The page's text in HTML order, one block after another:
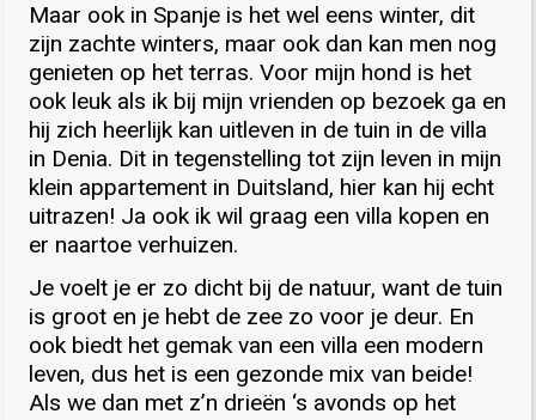
Maar ook in Spanje is het wel eens winter, dit
zijn zachte winters, maar ook dan kan men nog
genieten op het terras. Voor mijn hond is het
ook leuk als ik bij mijn vrienden op bezoek ga en
hij zich heerlijk kan uitleven in de tuin in de villa
in Denia. Dit in tegenstelling tot zijn leven in mijn
klein appartement in Duitsland, hier kan hij echt
uitrazen! Ja ook ik wil graag een villa kopen en
er naartoe verhuizen.
Je voelt je er zo dicht bij de natuur, want de tuin
is groot en je hebt de zee zo voor je deur. En
ook biedt het gemak van een villa een modern
leven, dus het is een gezonde mix van beide!
Als we dan met z’n drieën ‘s avonds op het